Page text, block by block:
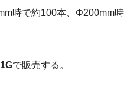
時で約100本、Φ200mm時
で販売する。